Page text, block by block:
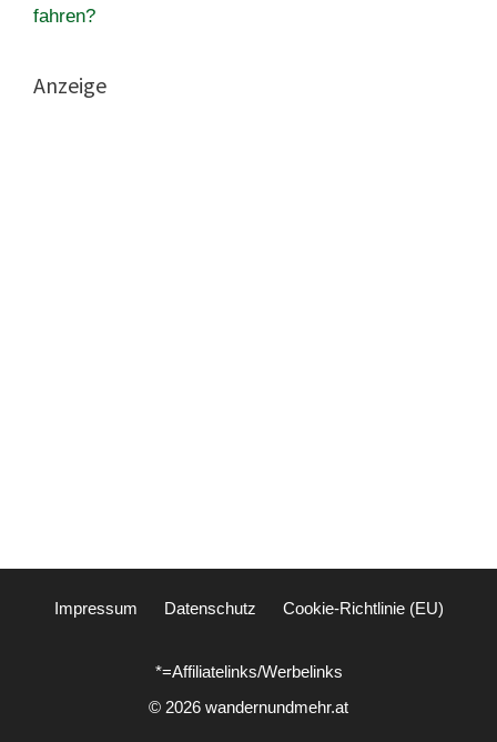
fahren?
Anzeige
Impressum Datenschutz Cookie-Richtlinie (EU)
*=Affiliatelinks/Werbelinks
© 2026 wandernundmehr.at